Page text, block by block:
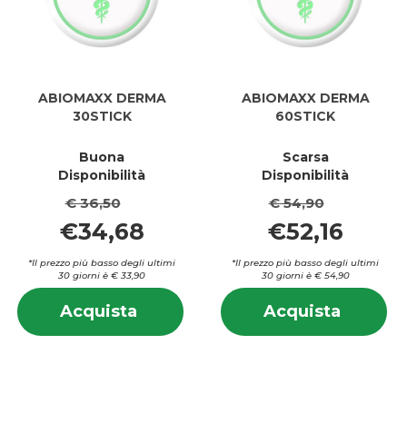
ABIOMAXX DERMA
30STICK
Buona
Disponibilità
€ 36,50
€34,68
*Il prezzo più basso degli ultimi
30 giorni è € 33,90
Acquista
Acquista ABIOMAXX
DERMA
Informazioni
su ABIOMAXX
DERMA
ABIOMAXX DERMA
60STICK
Scarsa
Disponibilità
€ 54,90
€52,16
*Il prezzo più basso degli ultimi
30 giorni è € 54,90
Acquista
DERMA